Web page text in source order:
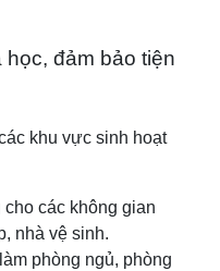
đảm bảo tiện
khu vực sinh hoạt
các không gian
nhà vệ sinh.
phòng ngủ, phòng